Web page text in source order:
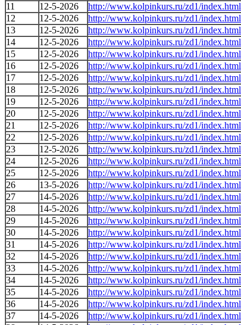
11
12-5-2026 http://www.kolpinkurs.ru/zd1/index.html
12
12-5-2026 http://www.kolpinkurs.ru/zd1/index.html
13
12-5-2026 http://www.kolpinkurs.ru/zd1/index.html
14
12-5-2026 http://www.kolpinkurs.ru/zd1/index.html
15
12-5-2026 http://www.kolpinkurs.ru/zd1/index.html
16
12-5-2026 http://www.kolpinkurs.ru/zd1/index.html
17
12-5-2026 http://www.kolpinkurs.ru/zd1/index.html
18
12-5-2026 http://www.kolpinkurs.ru/zd1/index.html
19
12-5-2026 http://www.kolpinkurs.ru/zd1/index.html
20
12-5-2026 http://www.kolpinkurs.ru/zd1/index.html
21
12-5-2026 http://www.kolpinkurs.ru/zd1/index.html
22
12-5-2026 http://www.kolpinkurs.ru/zd1/index.html
23
12-5-2026 http://www.kolpinkurs.ru/zd1/index.html
24
12-5-2026 http://www.kolpinkurs.ru/zd1/index.html
25
12-5-2026 http://www.kolpinkurs.ru/zd1/index.html
26
13-5-2026 http://www.kolpinkurs.ru/zd1/index.html
27
14-5-2026 http://www.kolpinkurs.ru/zd1/index.html
28
14-5-2026 http://www.kolpinkurs.ru/zd1/index.html
29
14-5-2026 http://www.kolpinkurs.ru/zd1/index.html
30
14-5-2026 http://www.kolpinkurs.ru/zd1/index.html
31
14-5-2026 http://www.kolpinkurs.ru/zd1/index.html
32
14-5-2026 http://www.kolpinkurs.ru/zd1/index.html
33
14-5-2026 http://www.kolpinkurs.ru/zd1/index.html
34
14-5-2026 http://www.kolpinkurs.ru/zd1/index.html
35
14-5-2026 http://www.kolpinkurs.ru/zd1/index.html
36
14-5-2026 http://www.kolpinkurs.ru/zd1/index.html
37
14-5-2026 http://www.kolpinkurs.ru/zd1/index.html